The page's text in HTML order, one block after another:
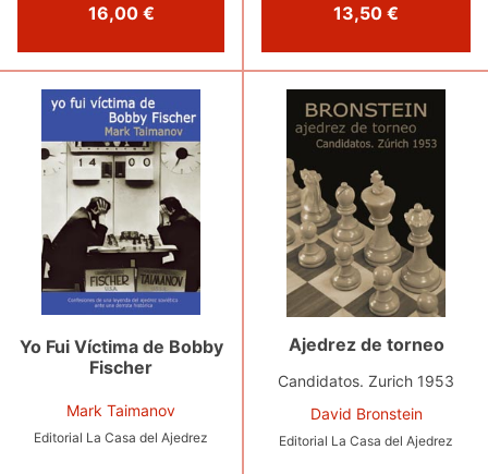
16,00 €
13,50 €
Yo Fui Víctima de Bobby
Fischer
Mark Taimanov
Editorial La Casa del Ajedrez
Ajedrez de torneo
Candidatos. Zurich 1953
David Bronstein
Editorial La Casa del Ajedrez